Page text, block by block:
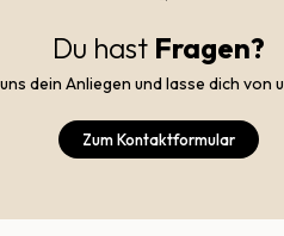
Du hast Fragen?
dein Anliegen und lasse dich von
Zum Kontaktformular